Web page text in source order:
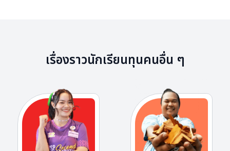
เรื่องราวนักเรียนทุนคนอื่น ๆ